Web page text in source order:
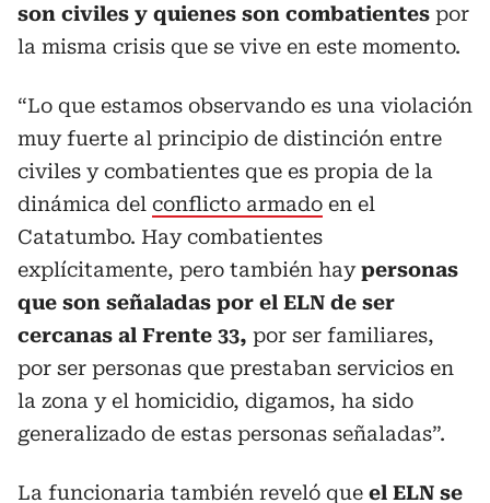
son civiles y quienes son combatientes por
la misma crisis que se vive en este momento.
“Lo que estamos observando es una violación
muy fuerte al principio de distinción entre
civiles y combatientes que es propia de la
dinámica del conflicto armado en el
Catatumbo. Hay combatientes
explícitamente, pero también haypersonas
que son señaladas por el ELN de ser
cercanas al Frente 33, por ser familiares,
por ser personas que prestaban servicios en
la zona y el homicidio, digamos, ha sido
generalizado de estas personas señaladas”.
La funcionaria también reveló que el ELN se